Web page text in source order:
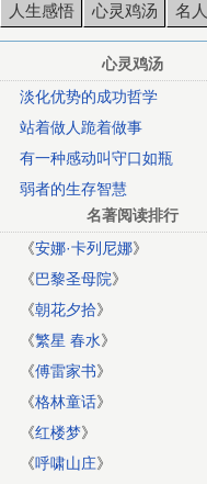
人生感悟 心灵鸡汤 名
心灵鸡汤
淡化优势的成功哲学
站着做人跪着做事
有一种感动叫守口如瓶
弱者的生存智慧
名著阅读排行
《安娜·卡列尼娜》
《巴黎圣母院》
《朝花夕拾》
《繁星 春水》
《傅雷家书》
《格林童话》
《红楼梦》
《呼啸山庄》